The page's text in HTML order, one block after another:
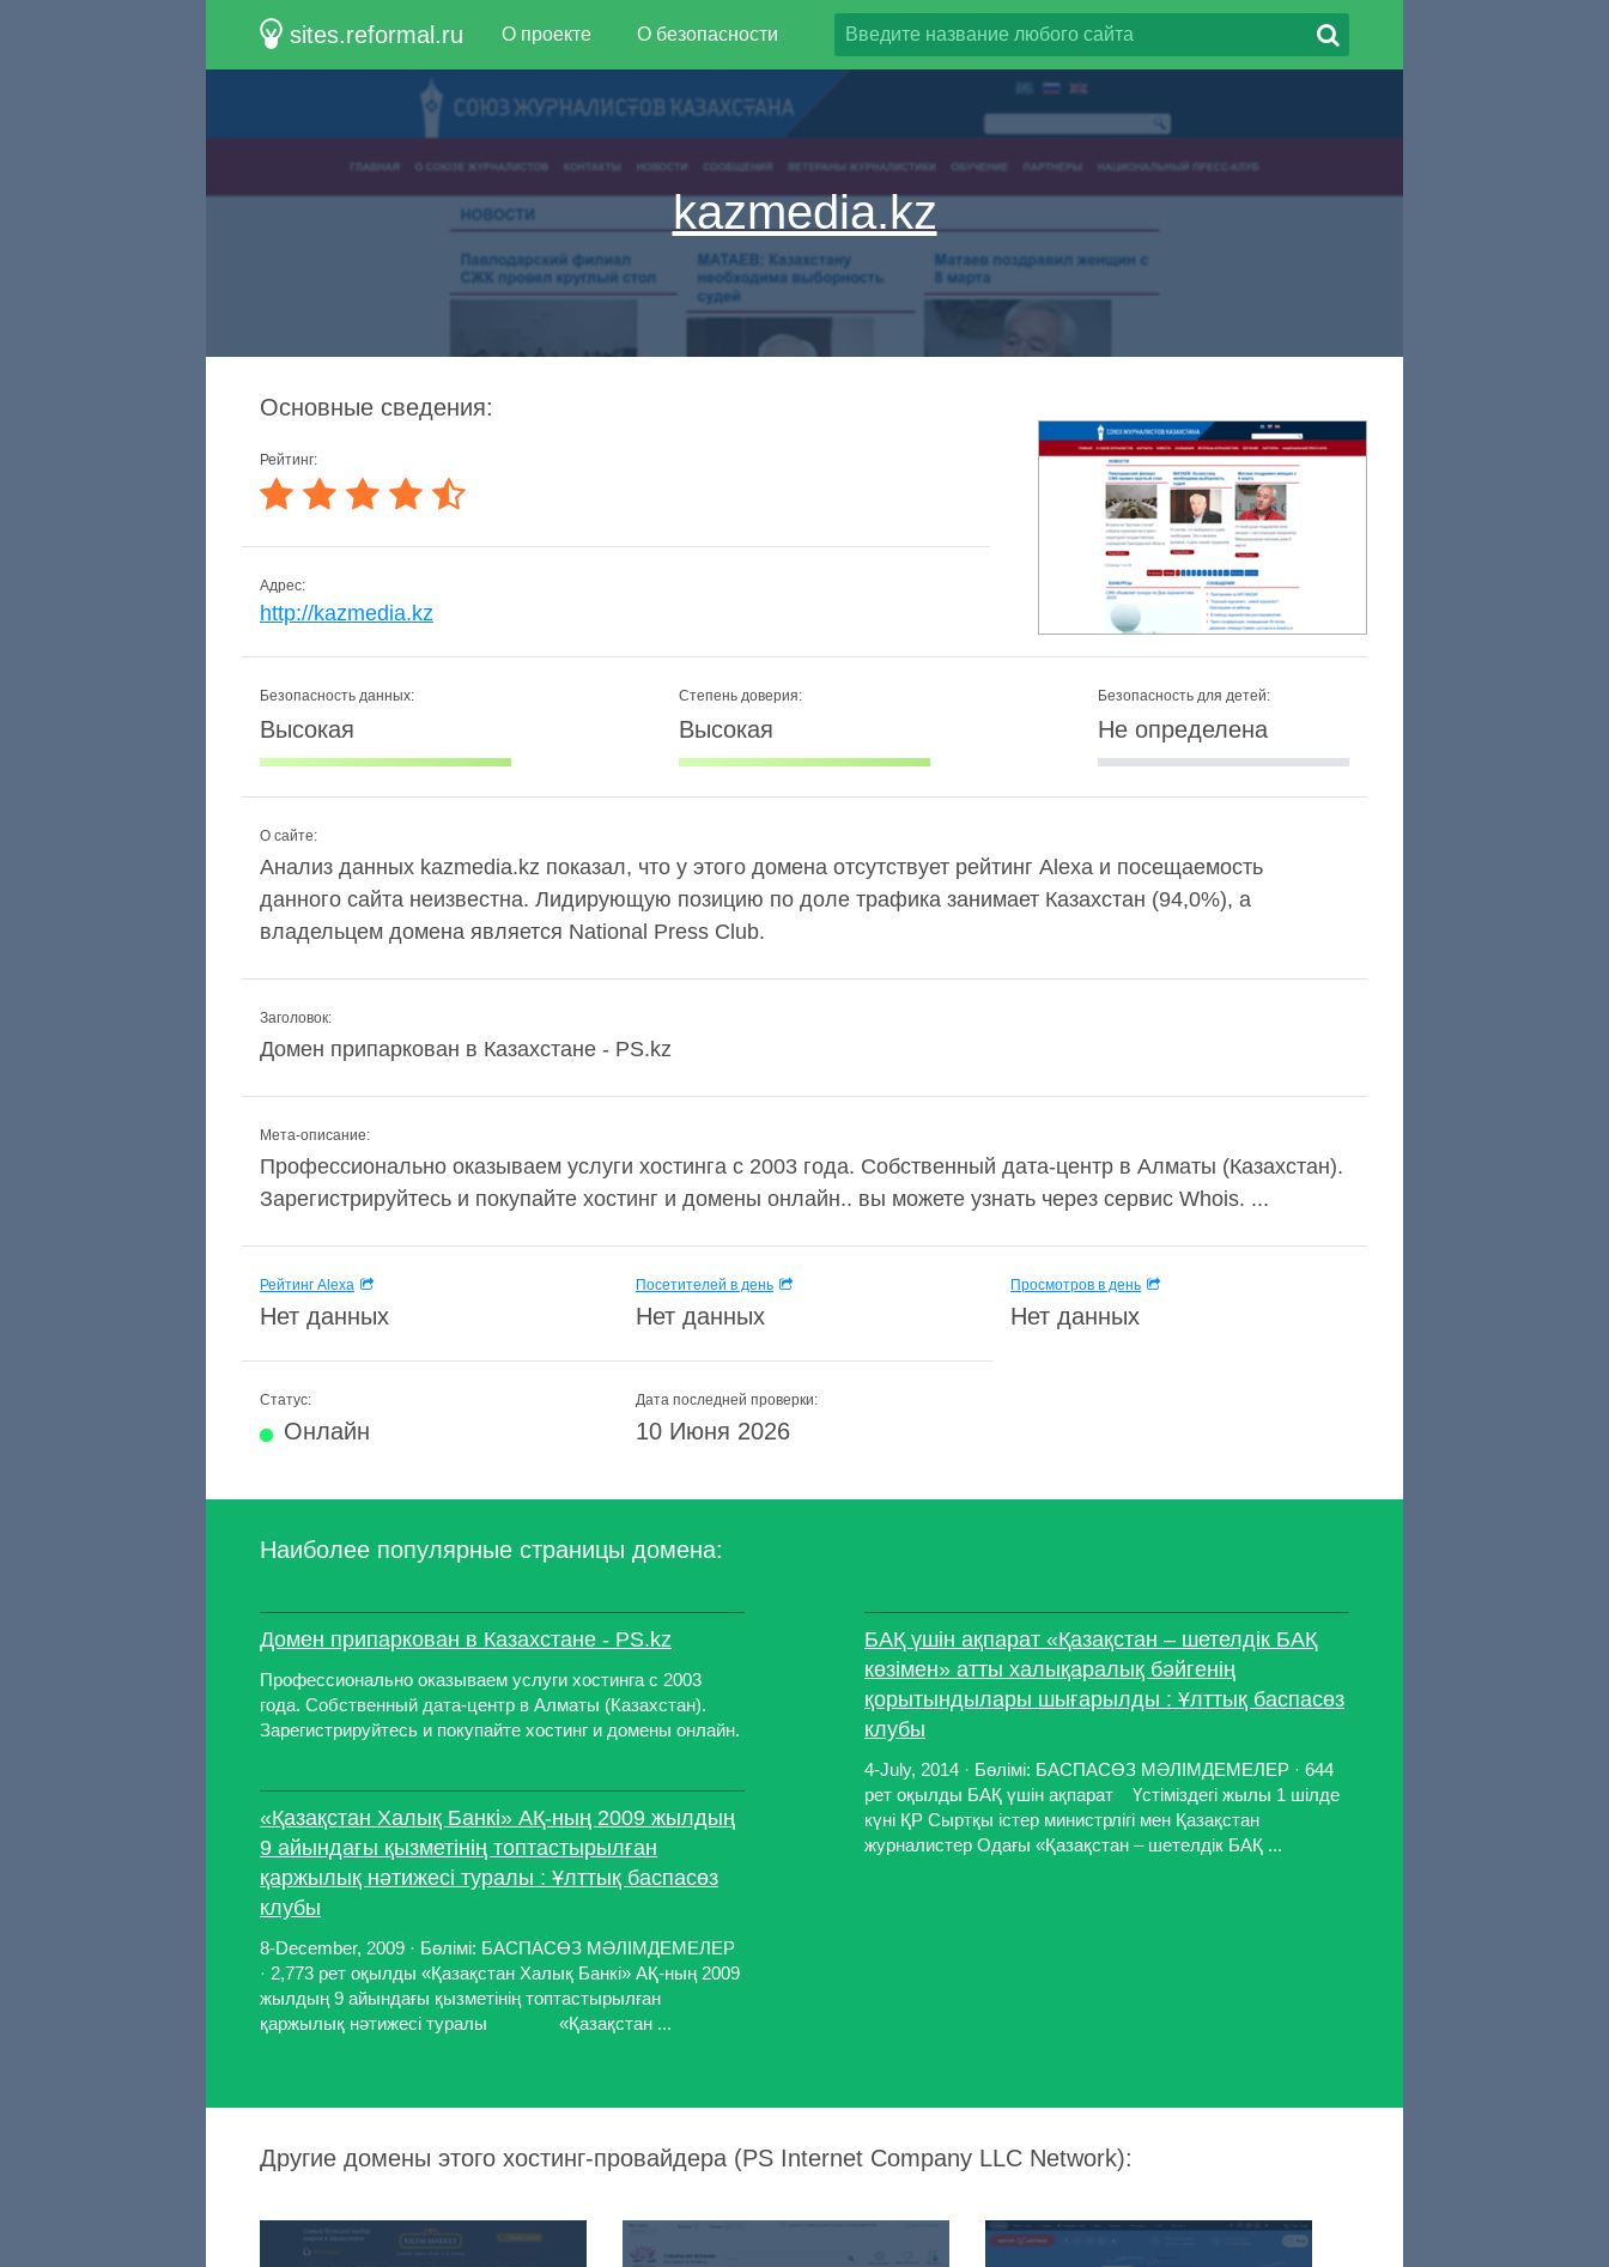
sites.reformal.ru О проекте О безопасности
kazmedia.kz
Основные сведения:
Рейтинг:
Адрес:
http://kazmedia.kz
Безопасность данных:
Высокая
Степень доверия:
Высокая
Безопасность для детей:
Не определена
О сайте:
Анализ данных kazmedia.kz показал, что у этого домена отсутствует рейтинг Alexa и посещаемость
данного сайта неизвестна. Лидирующую позицию по доле трафика занимает Казахстан (94,0%), а
владельцем домена является National Press Club.
Заголовок:
Домен припаркован в Казахстане - PS.kz
Мета-описание:
Профессионально оказываем услуги хостинга с 2003 года. Собственный дата-центр в Алматы (Казахстан).
Зарегистрируйтесь и покупайте хостинг и домены онлайн.. вы можете узнать через сервис Whois. ...
Рейтинг Alexa
Нет данных
Посетителей в день
Нет данных
Просмотров в день
Нет данных
Статус:
Онлайн
Дата последней проверки:
10 Июня 2026
Наиболее популярные страницы домена:
Домен припаркован в Казахстане - PS.kz
Профессионально оказываем услуги хостинга с 2003
года. Собственный дата-центр в Алматы (Казахстан).
Зарегистрируйтесь и покупайте хостинг и домены онлайн.
«Қазақстан Халық Банкі» АҚ-ның 2009 жылдың
9 айындағы қызметінің топтастырылған
қаржылық нәтижесі туралы : Ұлттық баспасөз
клубы
8-December, 2009 · Бөлімі: БАСПАСӨЗ МӘЛІМДЕМЕЛЕР
· 2,773 рет оқылды «Қазақстан Халық Банкі» АҚ-ның 2009
жылдың 9 айындағы қызметінің топтастырылған
қаржылық нәтижесі туралы «Қазақстан ...
БАҚ үшін ақпарат «Қазақстан – шетелдік БАҚ
көзімен» атты халықаралық бәйгенің
қорытындылары шығарылды : Ұлттық баспасөз
клубы
4-July, 2014 · Бөлімі: БАСПАСӨЗ МӘЛІМДЕМЕЛЕР · 644
рет оқылды БАҚ үшін ақпарат Үстіміздегі жылы 1 шілде
күні ҚР Сыртқы істер министрлігі мен Қазақстан
журналистер Одағы «Қазақстан – шетелдік БАҚ ...
Другие домены этого хостинг-провайдера (PS Internet Company LLC Network):